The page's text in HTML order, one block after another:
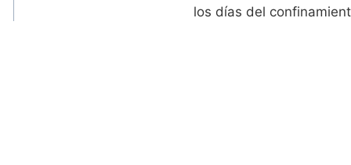
los días del